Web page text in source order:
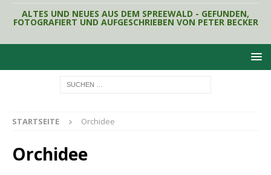
ALTES UND NEUES AUS DEM SPREEWALD - GEFUNDEN,
FOTOGRAFIERT UND AUFGESCHRIEBEN VON PETER BECKER
STARTSEITE Orchidee
Orchidee